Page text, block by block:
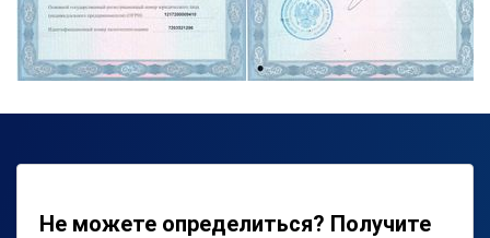
Не можете определиться? Получите